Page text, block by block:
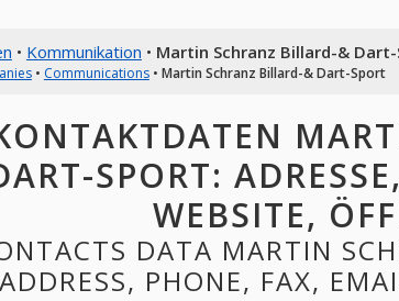
• Kommunikation • Martin Schranz Billard-&
• Communications• Martin Schranz Billard-& Dart-Sport
SPORT:
WEBSITE,
DATA MARTIN
ADDRESS, PHONE, FAX,